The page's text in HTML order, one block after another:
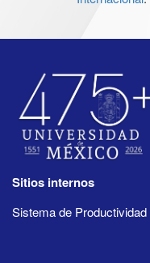
Sitios internos
Sistema de